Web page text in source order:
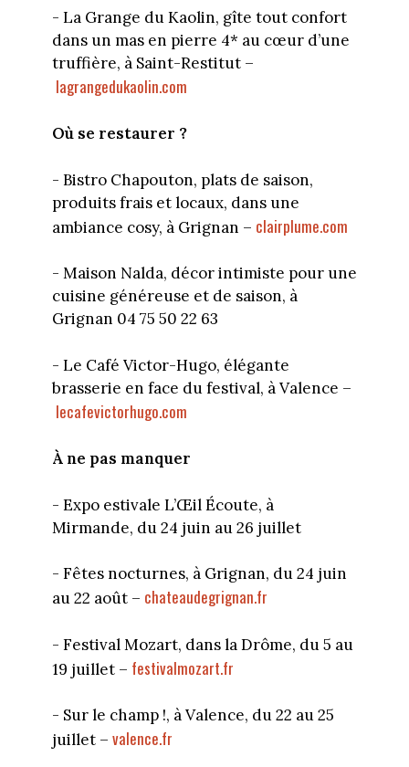
- La Grange du Kaolin, gîte tout confort
dans un mas en pierre 4* au cœur d’une
truffière, à Saint-Restitut –
lagrangedukaolin.com
Où se restaurer ?
- Bistro Chapouton, plats de saison,
produits frais et locaux, dans une
ambiance cosy, à Grignan – clairplume.com
- Maison Nalda, décor intimiste pour une
cuisine généreuse et de saison, à
Grignan 04 75 50 22 63
- Le Café Victor-Hugo, élégante
brasserie en face du festival, à Valence –
lecafevictorhugo.com
À ne pas manquer
- Expo estivale L’Œil Écoute, à
Mirmande, du 24 juin au 26 juillet
- Fêtes nocturnes, à Grignan, du 24 juin
au 22 août – chateaudegrignan.fr
- Festival Mozart, dans la Drôme, du 5 au
19 juillet – festivalmozart.fr
- Sur le champ !, à Valence, du 22 au 25
juillet – valence.fr